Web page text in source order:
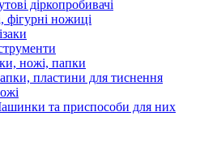
діркопробивачі
фігурні ножиці
ножі, папки
пластини для тиснення
та приспособи для них